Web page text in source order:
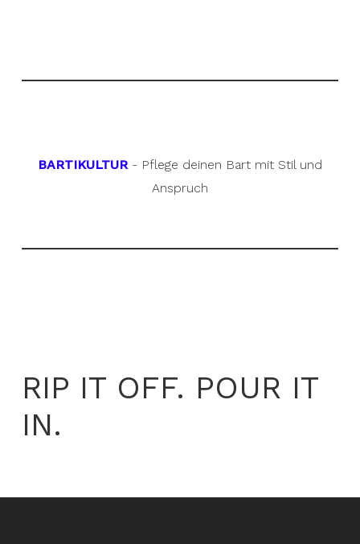
BARTIKULTUR- Pflege deinen Bart mit Stil und
Anspruch
RIP IT OFF. POUR IT
IN.